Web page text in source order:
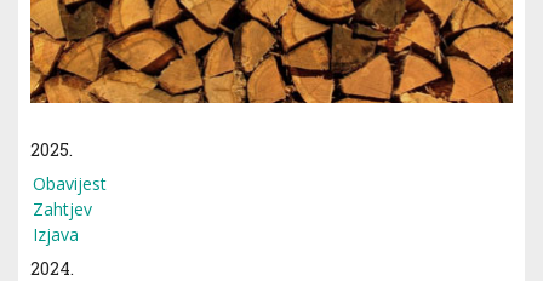
2025.
Obavijest
Zahtjev
Izjava
2024.